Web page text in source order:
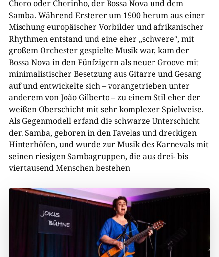
Choro oder Chorinho, der Bossa Nova und dem
Samba. Während Ersterer um 1900 herum aus einer
Mischung europäischer Vorbilder und afrikanischer
Rhythmen entstand und eine eher „schwere“, mit
großem Orchester gespielte Musik war, kam der
Bossa Nova in den Fünfzigern als neuer Groove mit
minimalistischer Besetzung aus Gitarre und Gesang
auf und entwickelte sich – vorangetrieben unter
anderem von João Gilberto – zu einem Stil eher der
weißen Oberschicht mit sehr komplexer Spielweise.
Als Gegenmodell erfand die schwarze Unterschicht
den Samba, geboren in den Favelas und dreckigen
Hinterhöfen, und wurde zur Musik des Karnevals mit
seinen riesigen Sambagruppen, die aus drei- bis
viertausend Menschen bestehen.